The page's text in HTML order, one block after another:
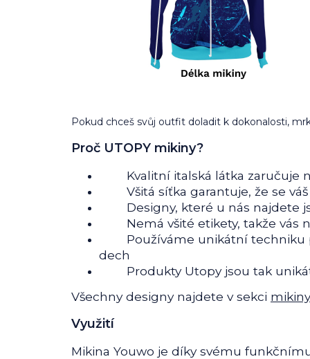
Pokud chceš svůj outfit doladit k dokonalosti,
Proč UTOPY mikiny?
Kvalitní italská látka zaručuje
Všitá síťka garantuje, že se váš
Designy, které u nás najdete
Nemá všité etikety, takže vás
Používáme unikátní techniku
dech
Produkty Utopy jsou tak
Všechny designy najdete v sekci mikiny
Využití
Mikina Youwo je díky svému